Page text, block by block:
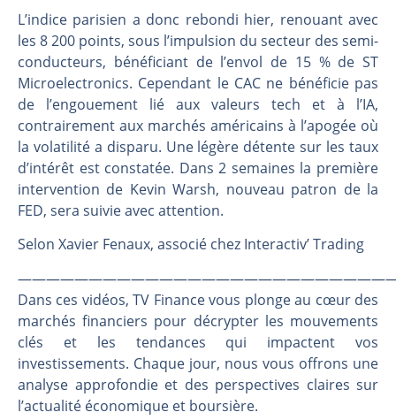
Les investisseurs y croient toujours | Point Stratégique Hebdomadaire – Éric Galiègue
Pourquoi le monde entier vacille en même temps cette semaine ? | par Louis-Antoine Michelet
L’indice parisien a donc rebondi hier, renouant avec
les 8 200 points, sous l’impulsion du secteur des semi-
conducteurs, bénéficiant de l’envol de 15 % de ST
Microelectronics. Cependant le CAC ne bénéficie pas
de l’engouement lié aux valeurs tech et à l’IA,
contrairement aux marchés américains à l’apogée où
la volatilité a disparu. Une légère détente sur les taux
d’intérêt est constatée. Dans 2 semaines la première
intervention de Kevin Warsh, nouveau patron de la
FED, sera suivie avec attention.
Selon Xavier Fenaux, associé chez Interactiv’ Trading
Dans ces vidéos, TV Finance vous plonge au cœur des
marchés financiers pour décrypter les mouvements
clés et les tendances qui impactent vos
investissements. Chaque jour, nous vous offrons une
analyse approfondie et des perspectives claires sur
l’actualité économique et boursière.